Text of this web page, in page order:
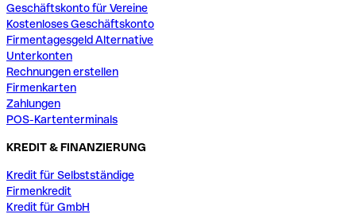
Geschäftskonto für Vereine
Kostenloses Geschäftskonto
Firmentagesgeld Alternative
Unterkonten
Rechnungen erstellen
Firmenkarten
Zahlungen
POS-Kartenterminals
KREDIT & FINANZIERUNG
Kredit für Selbstständige
Firmenkredit
Kredit für GmbH